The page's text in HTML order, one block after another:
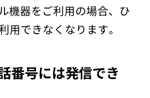
機器をご利用の場合、ひ
用できなくなります。
番号には発信でき